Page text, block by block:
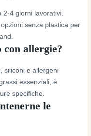
2-4 giorni lavorativi.
senza plastica per
con allergie?
siliconi e allergeni
essenziali, è
specifiche.
le